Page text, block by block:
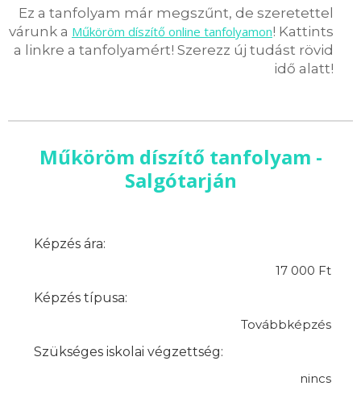
Ez a tanfolyam már megszűnt, de szeretettel
várunk a Műköröm díszítő online tanfolyamon! Kattints
a linkre a tanfolyamért! Szerezz új tudást rövid
idő alatt!
Műköröm díszítő tanfolyam -
Salgótarján
Képzés ára:
17 000 Ft
Képzés típusa:
Továbbképzés
Szükséges iskolai végzettség:
nincs